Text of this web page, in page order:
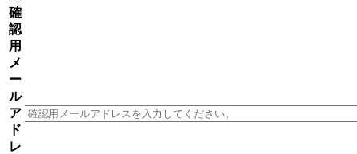
確
認
用
メ
ー
ル
ア
ド
レ